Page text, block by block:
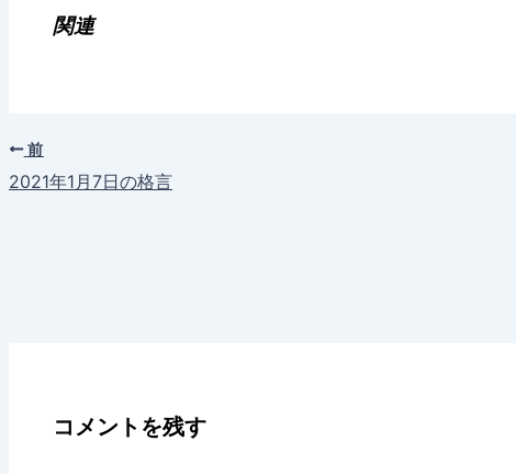
関連
前
2021年1月7日の格言
コメントを残す